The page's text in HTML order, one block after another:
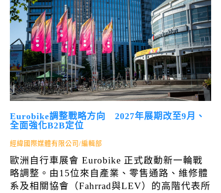
Eurobike調整戰略方向 2027年展期改至9月、
全面強化B2B定位
經緯國際媒體有限公司/編輯部
歐洲自行車展會 Eurobike 正式啟動新一輪戰
略調整。由15位來自產業、零售通路、維修體
系及相關協會（Fahrrad與LEV）的高階代表所